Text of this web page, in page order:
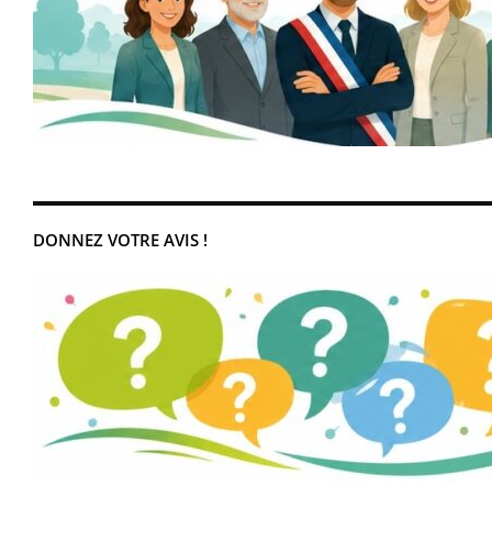
DONNEZ VOTRE AVIS !